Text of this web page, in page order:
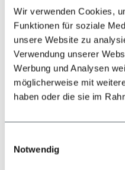
Wir verwenden Cookies,
Funktionen für soziale
unsere Website zu
Verwendung unserer
Werbung und Analysen
möglicherweise mit
haben oder die sie im
Notwendig
Alles zur Lage & Anreise
Bahn
Bus
PKW
Flugzeug